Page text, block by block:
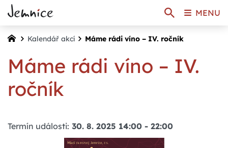
Kalendář akcí Máme rádi víno – IV. ročník
Máme rádi víno – IV.
ročník
Termín události: 30. 8. 2025 14:00 - 22:00
MENU